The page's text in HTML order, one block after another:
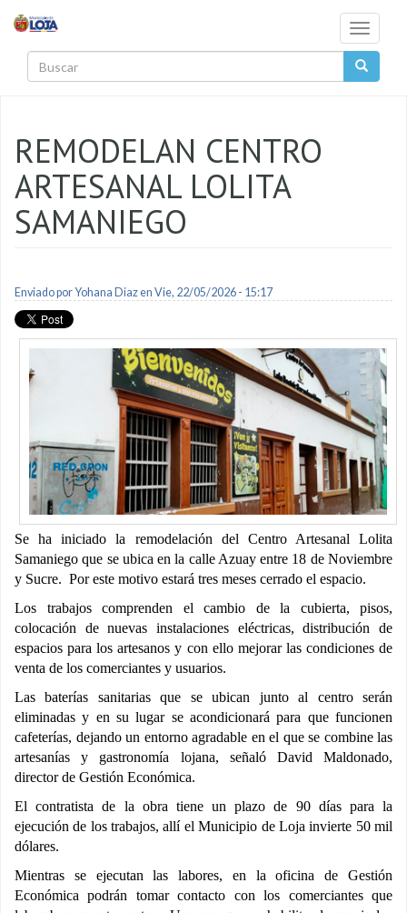
Toggle
REMODELAN CENTRO
ARTESANAL LOLITA
SAMANIEGO
Enviado porYohana Diazen Vie, 22/05/2026 - 15:17
Se ha iniciado la remodelación del Centro Artesanal Lolita
Samaniego que se ubica en la calle Azuay entre 18 de Noviembre
y Sucre. Por este motivo estará tres meses cerrado el espacio.
Los trabajos comprenden el cambio de la cubierta, pisos,
colocación de nuevas instalaciones eléctricas, distribución de
espacios para los artesanos y con ello mejorar las condiciones de
venta de los comerciantes y usuarios.
Las baterías sanitarias que se ubican junto al centro serán
eliminadas y en su lugar se acondicionará para que funcionen
cafeterías, dejando un entorno agradable en el que se combine las
artesanías y gastronomía lojana, señaló David Maldonado,
director de Gestión Económica.
El contratista de la obra tiene un plazo de 90 días para la
ejecución de los trabajos, allí el Municipio de Loja invierte 50 mil
dólares.
Mientras se ejecutan las labores, en la oficina de Gestión
Económica podrán tomar contacto con los comerciantes que